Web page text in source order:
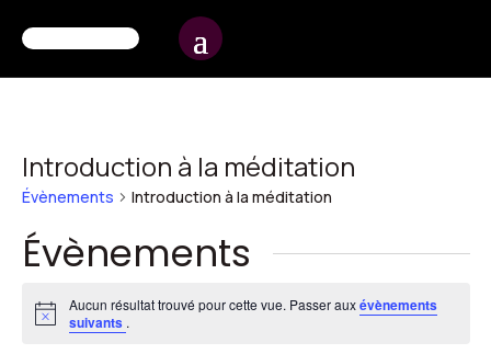
Introduction à la méditation
Évènements Introduction à la méditation
Évènements
Notice
Aucun résultat trouvé pour cette vue. Passer auxévènements
suivants .